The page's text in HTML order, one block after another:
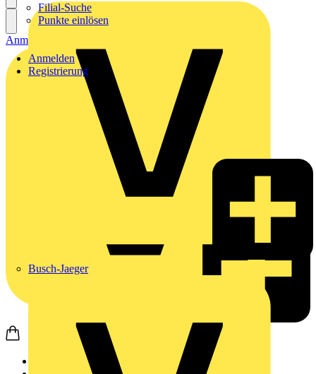
Busch-Jaeger
Filial-Suche
Punkte einlösen
Anmelden
Registrierung
Anmelden